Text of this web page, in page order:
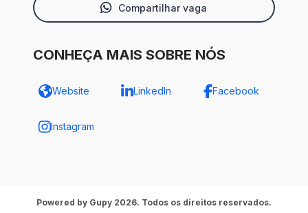
Compartilhar vaga
CONHEÇA MAIS SOBRE NÓS
Website LinkedIn Facebook
Instagram
Powered by Gupy 2026. Todos os direitos reservados.